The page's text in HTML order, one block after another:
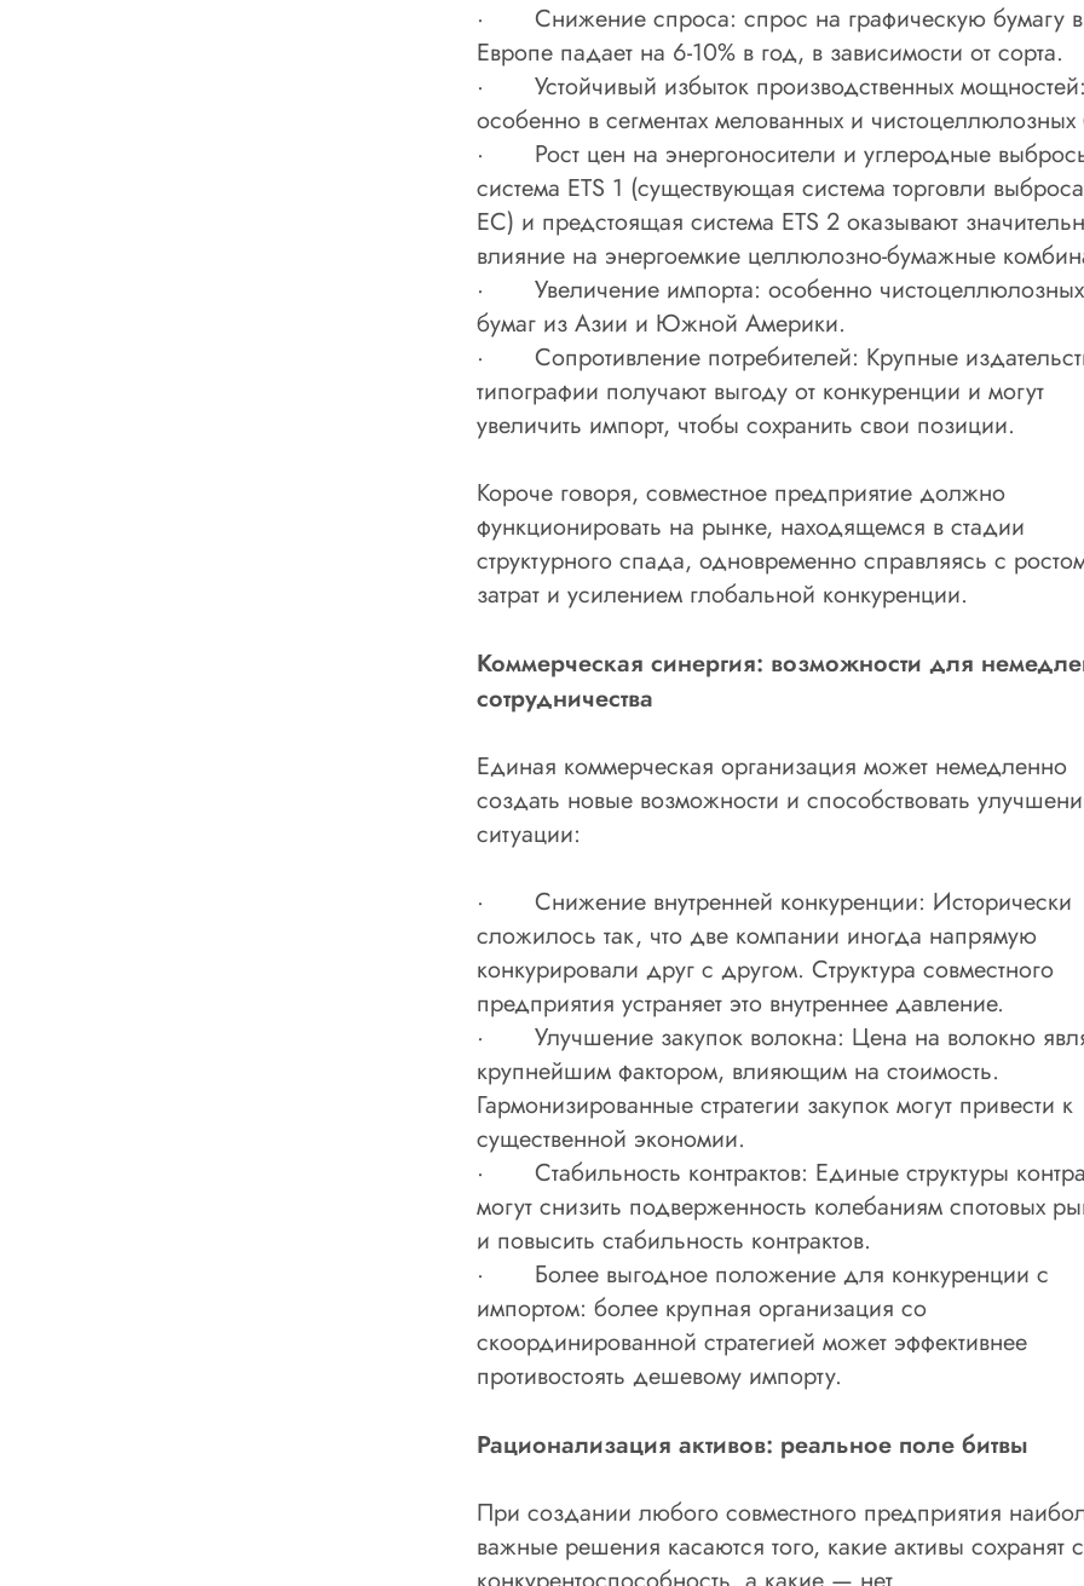
· Снижение спроса: спрос на графическую бумагу в
Европе падает на 6-10% в год, в зависимости от сорта.
· Устойчивый избыток производственных мощностей:
особенно в сегментах мелованных и чистоцеллюлозных
· Рост цен на энергоносители и углеродные
система ETS 1 (существующая система торговли
ЕС) и предстоящая система ETS 2 оказывают
влияние на энергоемкие целлюлозно-бумажные
· Увеличение импорта: особенно чистоцеллюлозных
бумаг из Азии и Южной Америки.
· Сопротивление потребителей: Крупные
типографии получают выгоду от конкуренции и могут
увеличить импорт, чтобы сохранить свои позиции.
Короче говоря, совместное предприятие должно
функционировать на рынке, находящемся в стадии
структурного спада, одновременно справляясь с
затрат и усилением глобальной конкуренции.
Коммерческая синергия: возможности для
сотрудничества
Единая коммерческая организация может немедленно
создать новые возможности и способствовать
ситуации:
· Снижение внутренней конкуренции: Исторически
сложилось так, что две компании иногда напрямую
конкурировали друг с другом. Структура совместного
предприятия устраняет это внутреннее давление.
· Улучшение закупок волокна: Цена на волокно
крупнейшим фактором, влияющим на стоимость.
Гармонизированные стратегии закупок могут привести к
существенной экономии.
· Стабильность контрактов: Единые структуры
могут снизить подверженность колебаниям спотовых
и повысить стабильность контрактов.
· Более выгодное положение для конкуренции с
импортом: более крупная организация со
скоординированной стратегией может эффективнее
противостоять дешевому импорту.
Рационализация активов: реальное поле битвы
При создании любого совместного предприятия
важные решения касаются того, какие активы сохранят